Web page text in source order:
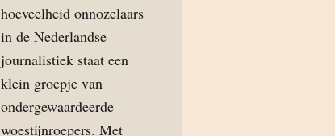
hoeveelheid onnozelaars
in de Nederlandse
journalistiek staat een
klein groepje van
ondergewaardeerde
woestijnroepers. Met